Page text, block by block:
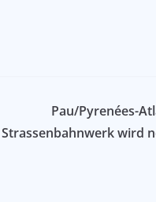
Pau/Pyrenées-
Strassenbahnwerk wird